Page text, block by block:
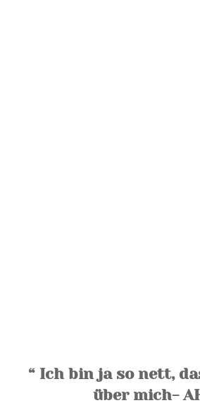
“ Ich bin ja so nett,
über mich-